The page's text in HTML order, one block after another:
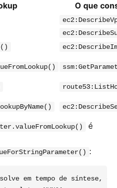
O que
é
:
em tempo de síntese,